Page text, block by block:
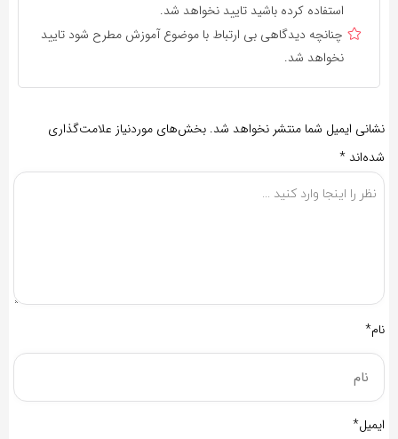
استفاده کرده باشید تایید نخواهد شد.
چنانچه دیدگاهی بی ارتباط با موضوع آموزش مطرح شود تایید
نخواهد شد.
نشانی ایمیل شما منتشر نخواهد شد. بخش‌های موردنیاز علامت‌گذاری
شده‌اند *
نام*
ایمیل*